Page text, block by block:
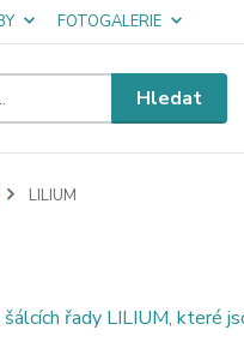
FOTOGALERIE
Hledat
LILIUM
řady LILIUM, které